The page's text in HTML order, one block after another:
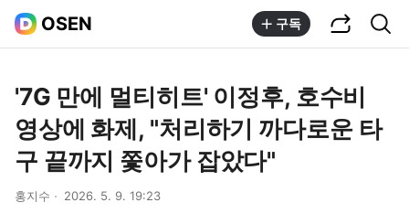
OSEN 구독
'7G 만에 멀티히트' 이정후, 호수비
영상에 화제, "처리하기 까다로운 타
구 끝까지 쫓아가 잡았다"
홍지수 2026. 5. 9. 19:23